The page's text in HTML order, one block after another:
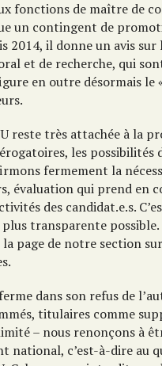
fonctions de maître de
un contingent de
2014, il donne un avis sur
et de recherche, qui
en outre désormais le
reste très attachée à la
les
fermement la
évaluation qui prend en
des candidat.e.s.
transparente
page de notre section
dans son refus de
titulaires comme
– nous renonçons à
national, c’est-à-dire au